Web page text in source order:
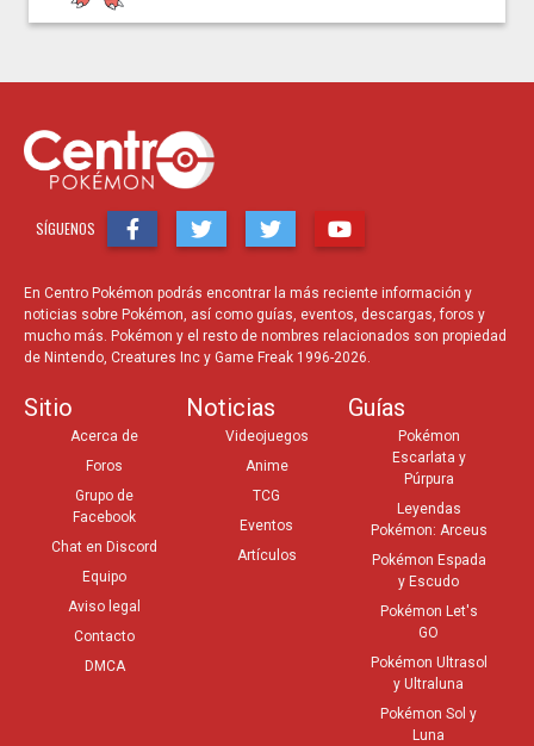
SÍGUENOS
En Centro Pokémon podrás encontrar la más reciente información y
noticias sobre Pokémon, así como guías, eventos, descargas, foros y
mucho más. Pokémon y el resto de nombres relacionados son propiedad
de Nintendo, Creatures Inc y Game Freak 1996-2026.
Sitio
Acerca de
Foros
Grupo de
Facebook
Chat en Discord
Equipo
Aviso legal
Contacto
DMCA
Noticias
Videojuegos
Anime
TCG
Eventos
Artículos
Guías
Pokémon
Escarlata y
Púrpura
Leyendas
Pokémon: Arceus
Pokémon Espada
y Escudo
Pokémon Let's
GO
Pokémon Ultrasol
y Ultraluna
Pokémon Sol y
Luna